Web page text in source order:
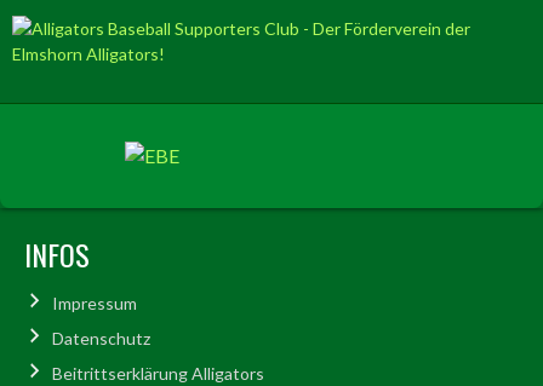
INFOS
Impressum
Datenschutz
Beitrittserklärung Alligators